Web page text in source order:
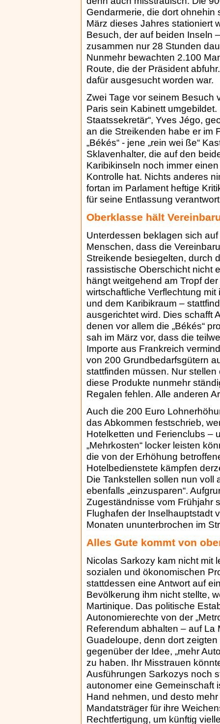
Gendarmerie, die dort
März dieses Jahres stationiert
Besuch, der auf beiden Inseln
zusammen nur 28 Stunden
Nunmehr bewachten 2.100
Route, die der Präsident
dafür ausgesucht worden war.
Zwei Tage vor seinem Besuch
Paris sein Kabinett
Staatssekretär“, Yves Jégo,
an die Streikenden habe er im
„Békés“ - jene „rein wei ße“
Sklavenhalter, die auf den
Karibikinseln noch immer
Kontrolle hat. Nichts anderes
fortan im Parlament heftige
für seine Entlassung
Oberklasse hält
Unterdessen beklagen sich
Menschen, dass die
Streikende besiegelten, durch
rassistische Oberschicht nicht
hängt weitgehend am Tropf
wirtschaftliche Verflechtung
und dem Karibikraum –
ausgerichtet wird. Dies schafft
denen vor allem die „Békés“
sah im März vor, dass die
Importe aus Frankreich
von 200 Grundbedarfsgütern
stattfinden müssen. Nur
diese Produkte nunmehr
Regalen fehlen. Alle anderen
Auch die 200 Euro
das Abkommen festschrieb,
Hotelketten und Ferienclubs –
„Mehrkosten“ locker leisten
die von der Erhöhung
Hotelbedienstete kämpfen
Die Tankstellen sollen nun voll
ebenfalls „einzusparen“.
Zugeständnisse vom Frühjahr
Flughafen der Inselhauptstadt
Monaten ununterbrochen im
Alles Gute kommt von
Nicolas Sarkozy kam nicht mit
sozialen und ökonomischen
stattdessen eine Antwort auf
Bevölkerung ihm nicht stellte,
Martinique. Das politische
Autonomierechte von der
Referendum abhalten – auf La
Guadeloupe, denn dort
gegenüber der Idee, „mehr
zu haben. Ihr Misstrauen
Ausführungen Sarkozys noch
autonomer eine Gemeinschaft
Hand nehmen, und desto
Mandatsträger für ihre
Rechtfertigung, um künftig